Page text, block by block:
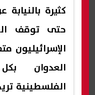
كثيرة
حتى توقف
الإسرائيليون
العدوان
الفلسطينية